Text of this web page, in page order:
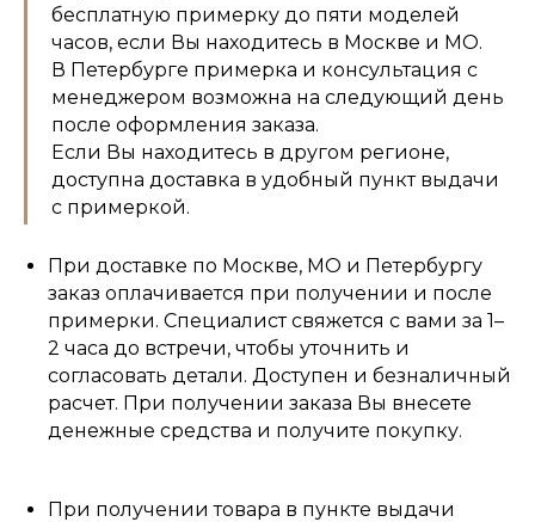
бесплатную примерку до пяти моделей
часов, если Вы находитесь в Москве и МО.
В Петербурге примерка и консультация с
менеджером возможна на следующий день
после оформления заказа.
Если Вы находитесь в другом регионе,
доступна доставка в удобный пункт выдачи
с примеркой.
При доставке по Москве, МО и Петербургу
заказ оплачивается при получении и после
примерки. Специалист свяжется с вами за 1–
2 часа до встречи, чтобы уточнить и
согласовать детали. Доступен и безналичный
расчет. При получении заказа Вы внесете
денежные средства и получите покупку.
При получении товара в пункте выдачи